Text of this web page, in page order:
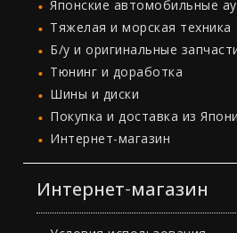
Японские автомобильные
Тяжелая и морская техника
Б/у и оригинальные
Тюнинг и доработка
Шины и диски
Покупка и доставка из
Интернет-магазин
Интернет-магазин